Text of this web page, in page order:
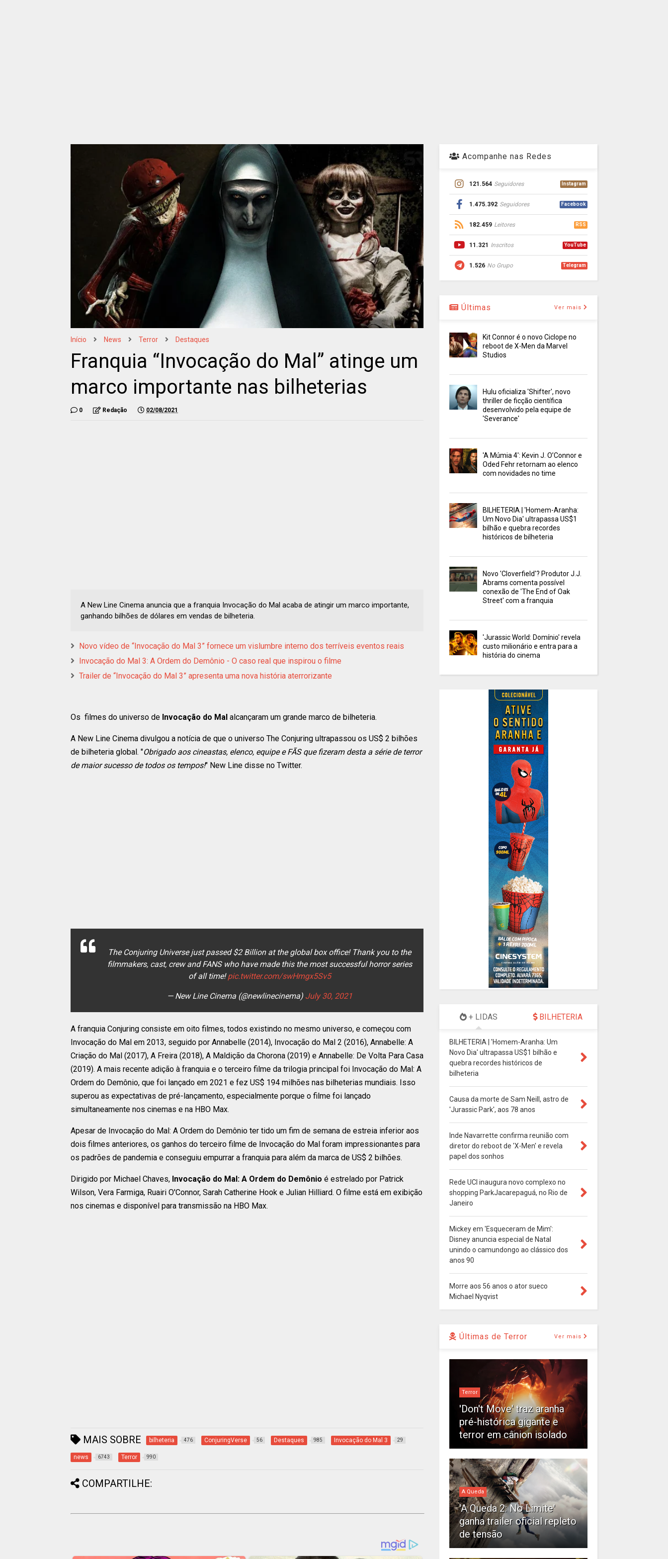
Início News Terror Destaques
Franquia “Invocação do Mal” atinge um
marco importante nas bilheterias
0 Redação 02/08/2021
A New Line Cinema anuncia que a franquia Invocação do Mal acaba de atingir um marco importante,
ganhando bilhões de dólares em vendas de bilheteria.
Novo vídeo de “Invocação do Mal 3” fornece um vislumbre interno dos terríveis eventos reais
Invocação do Mal 3: A Ordem do Demônio - O caso real que inspirou o filme
Trailer de “Invocação do Mal 3” apresenta uma nova história aterrorizante
Os filmes do universo de Invocação do Mal alcançaram um grande marco de bilheteria.
A New Line Cinema divulgou a notícia de que o universo The Conjuring ultrapassou os US$ 2 bilhões
de bilheteria global. "Obrigado aos cineastas, elenco, equipe e FÃS que fizeram desta a série de terror
de maior sucesso de todos os tempos!" New Line disse no Twitter.
The Conjuring Universe just passed $2 Billion at the global box office! Thank you to the
filmmakers, cast, crew and FANS who have made this the most successful horror series
of all time!pic.twitter.com/swHmgx5Sv5
— New Line Cinema (@newlinecinema) July 30, 2021
A franquia Conjuring consiste em oito filmes, todos existindo no mesmo universo, e começou com
Invocação do Mal em 2013, seguido por Annabelle (2014), Invocação do Mal 2 (2016), Annabelle: A
Criação do Mal (2017), A Freira (2018), A Maldição da Chorona (2019) e Annabelle: De Volta Para Casa
(2019). A mais recente adição à franquia e o terceiro filme da trilogia principal foi Invocação do Mal: A
Ordem do Demônio, que foi lançado em 2021 e fez US$ 194 milhões nas bilheterias mundiais. Isso
superou as expectativas de pré-lançamento, especialmente porque o filme foi lançado
simultaneamente nos cinemas e na HBO Max.
Apesar de Invocação do Mal: A Ordem do Demônio ter tido um fim de semana de estreia inferior aos
dois filmes anteriores, os ganhos do terceiro filme de Invocação do Mal foram impressionantes para
os padrões de pandemia e conseguiu empurrar a franquia para além da marca de US$ 2 bilhões.
Dirigido por Michael Chaves, Invocação do Mal: A Ordem do Demônio é estrelado por Patrick
Wilson, Vera Farmiga, Ruairi O'Connor, Sarah Catherine Hook e Julian Hilliard. O filme está em exibição
nos cinemas e disponível para transmissão na HBO Max.
MAIS SOBRE bilheteria 476 ConjuringVerse 56 Destaques 985 Invocação do Mal 3 29
news 6743 Terror 990
COMPARTILHE:
Acompanhe nas Redes
121.564 Seguidores Instagram
1.475.392 Seguidores Facebook
182.459 Leitores RSS
11.321 Inscritos YouTube
1.526 No Grupo Telegram
Últimas Ver mais
Kit Connor é o novo Ciclope no
reboot de X-Men da Marvel
Studios
Hulu oficializa 'Shifter', novo
thriller de ficção científica
desenvolvido pela equipe de
'Severance'
'A Múmia 4': Kevin J. O’Connor e
Oded Fehr retornam ao elenco
com novidades no time
BILHETERIA | 'Homem-Aranha:
Um Novo Dia' ultrapassa US$1
bilhão e quebra recordes
históricos de bilheteria
Novo 'Cloverfield'? Produtor J.J.
Abrams comenta possível
conexão de 'The End of Oak
Street' com a franquia
'Jurassic World: Domínio' revela
custo milionário e entra para a
história do cinema
+ LIDAS BILHETERIA
BILHETERIA | 'Homem-Aranha: Um
Novo Dia' ultrapassa US$1 bilhão e
quebra recordes históricos de
bilheteria
Causa da morte de Sam Neill, astro de
'Jurassic Park', aos 78 anos
Inde Navarrette confirma reunião com
diretor do reboot de 'X-Men' e revela
papel dos sonhos
Rede UCI inaugura novo complexo no
shopping ParkJacarepaguá, no Rio de
Janeiro
Mickey em 'Esqueceram de Mim':
Disney anuncia especial de Natal
unindo o camundongo ao clássico dos
anos 90
Morre aos 56 anos o ator sueco
Michael Nyqvist
Últimas de Terror Ver mais
Terror
'Don't Move' traz aranha
pré-histórica gigante e
terror em cânion isolado
A Queda
'A Queda 2: No Limite'
ganha trailer oficial repleto
de tensão